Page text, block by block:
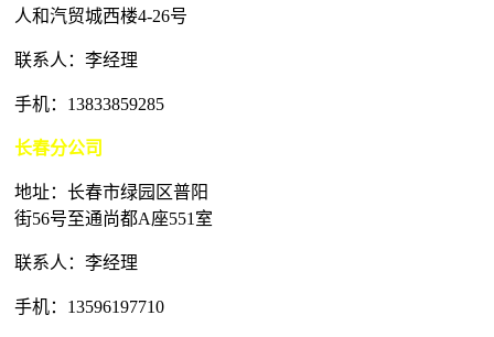
人和汽贸城西楼4-26号
联系人：李经理
手机：13833859285
长春分公司
地址：长春市绿园区普阳
街56号至通尚都A座551室
联系人：李经理
手机：13596197710